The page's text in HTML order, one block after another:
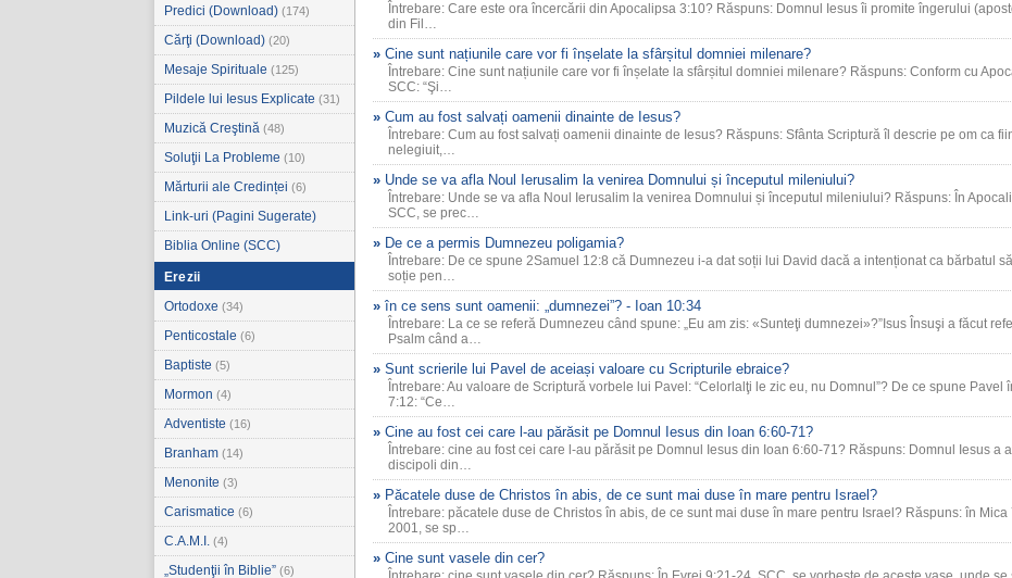
Predici (Download) (174)
Cărţi (Download) (20)
Mesaje Spirituale (125)
Pildele lui Iesus Explicate (31)
Muzică Creştină (48)
Soluţii La Probleme (10)
Mărturii ale Credinței (6)
Link-uri (Pagini Sugerate)
Biblia Online (SCC)
Erezii
Ortodoxe (34)
Penticostale (6)
Baptiste (5)
Mormon (4)
Adventiste (16)
Branham (14)
Menonite (3)
Carismatice (6)
C.A.M.I. (4)
„Studenţii în Biblie” (6)
Întrebare: Care este ora încercării din Apocalipsa 3:10? Răspuns: Domnul Iesus îi promite îngerului
din Fil…
Cine sunt națiunile care vor fi înșelate la sfârșitul domniei milenare?
Întrebare: Cine sunt națiunile care vor fi înșelate la sfârșitul domniei milenare? Răspuns: Conform cu
SCC: “Şi…
Cum au fost salvați oamenii dinainte de Iesus?
Întrebare: Cum au fost salvați oamenii dinainte de Iesus? Răspuns: Sfânta Scriptură îl descrie pe om ca
nelegiuit,…
Unde se va afla Noul Ierusalim la venirea Domnului și începutul mileniului?
Întrebare: Unde se va afla Noul Ierusalim la venirea Domnului și începutul mileniului? Răspuns: În
SCC, se prec…
De ce a permis Dumnezeu poligamia?
Întrebare: De ce spune 2Samuel 12:8 că Dumnezeu i-a dat soții lui David dacă a intenționat ca bărbatul
soție pen…
în ce sens sunt oamenii: „dumnezei”? - Ioan 10:34
Întrebare: La ce se referă Dumnezeu când spune: „Eu am zis: «Sunteţi dumnezei»?”Isus Însuşi a făcut
Psalm când a…
Sunt scrierile lui Pavel de aceiași valoare cu Scripturile ebraice?
Întrebare: Au valoare de Scriptură vorbele lui Pavel: “Celorlalţi le zic eu, nu Domnul”? De ce spune Pavel
7:12: “Ce…
Cine au fost cei care l-au părăsit pe Domnul Iesus din Ioan 6:60-71?
Întrebare: cine au fost cei care l-au părăsit pe Domnul Iesus din Ioan 6:60-71? Răspuns: Domnul Iesus a
discipoli din…
Păcatele duse de Christos în abis, de ce sunt mai duse în mare pentru Israel?
Întrebare: păcatele duse de Christos în abis, de ce sunt mai duse în mare pentru Israel? Răspuns: în Mica
2001, se sp…
Cine sunt vasele din cer?